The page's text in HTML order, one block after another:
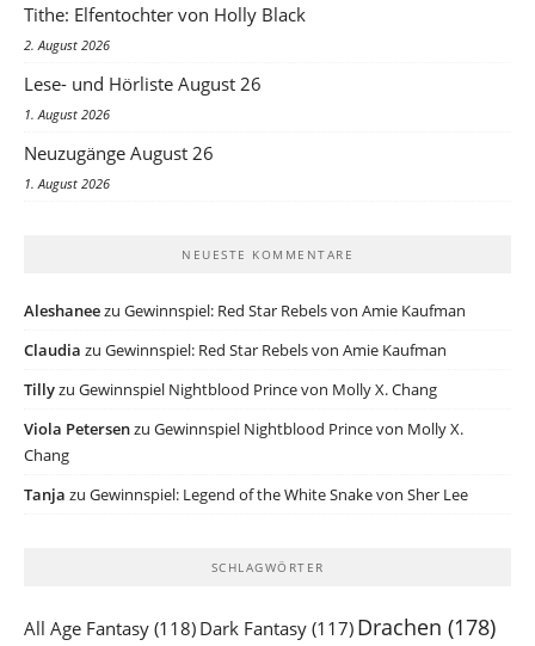
Tithe: Elfentochter von Holly Black
2. August 2026
Lese- und Hörliste August 26
1. August 2026
Neuzugänge August 26
1. August 2026
NEUESTE KOMMENTARE
Aleshaneezu Gewinnspiel: Red Star Rebels von Amie Kaufman
Claudia zu Gewinnspiel: Red Star Rebels von Amie Kaufman
Tillyzu Gewinnspiel Nightblood Prince von Molly X. Chang
Viola Petersenzu Gewinnspiel Nightblood Prince von Molly X.
Chang
Tanja zu Gewinnspiel: Legend of the White Snake von Sher Lee
SCHLAGWÖRTER
All Age Fantasy (118) Dark Fantasy (117) Drachen (178)